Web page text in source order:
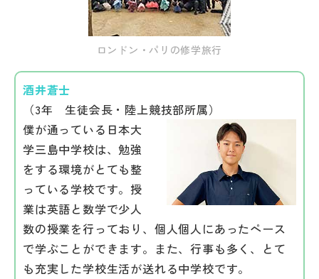
運営会社
ロンドン・パリの修学旅行
酒井蒼士
（3年 生徒会長・陸上競技部所属）
僕が通っている日本大
学三島中学校は、勉強
をする環境がとても整
っている学校です。授
業は英語と数学で少人
数の授業を行っており、個人個人にあったペース
で学ぶことができます。また、行事も多く、とて
も充実した学校生活が送れる中学校です。